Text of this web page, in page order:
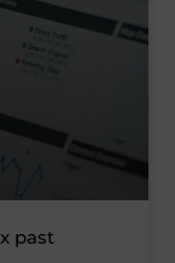
past